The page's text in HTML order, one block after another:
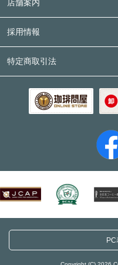
店舗案内
採用情報
特定商取引法
PC